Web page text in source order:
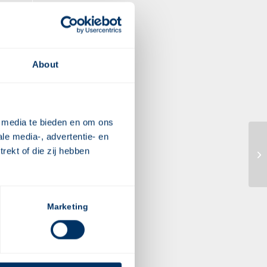
About
te bieden en om ons
media-, advertentie- en
of die zij hebben
Marketing